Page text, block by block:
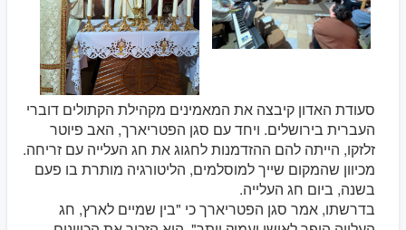
סעודת האדון קיבצה את המאמינים מקהילת הקתולים דוברי
העברית בירושלים. ויחד עם סגן הפטריארך, האב פיוטר
זלזקו, הייתה להם ההזדמנות לחגוג את חג העלייה עם זריחה.
מכיוון שהמקום שייך למוסלמים, הליטורגיה מותרת בו פעם
בשנה, ביום חג העלייה.
בדרשתו, אמר סגן הפטריארך כי "בין שמיים לארץ, חג